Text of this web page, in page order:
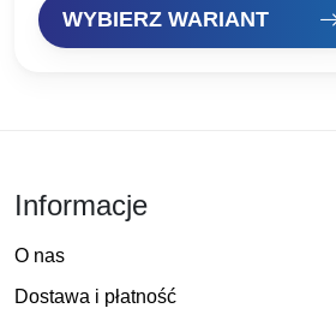
WYBIERZ WARIANT
Informacje
O nas
Dostawa i płatność